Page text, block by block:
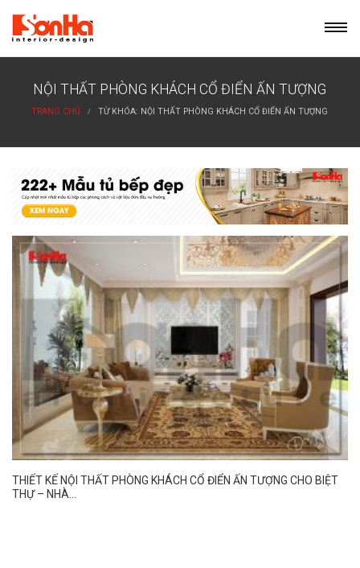
content
NỘI THẤT PHÒNG KHÁCH CỔ ĐIỂN ẤN TƯỢNG
TRANG CHỦ TỪ KHÓA: NỘI THẤT PHÒNG KHÁCH CỔ ĐIỂN ẤN TƯỢNG
THIẾT KẾ NỘI THẤT PHÒNG KHÁCH CỔ ĐIỂN ẤN TƯỢNG CHO BIỆT
THỰ – NHÀ...